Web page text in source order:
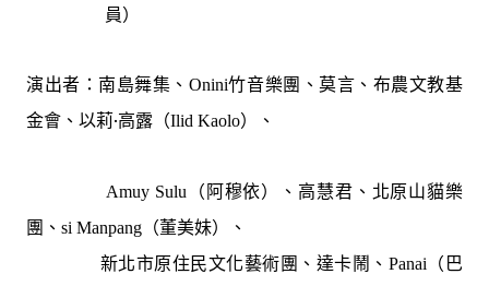
員）
演出者 ：南島舞集、 Onini竹音樂團、莫言、布農文教基
金會、 以莉‧高露（Ilid Kaolo）、
Amuy Sulu（阿穆依）、 高慧君、北原山貓樂
團、 si Manpang
（董美妹）、
新北市原住民文化藝術團、達卡鬧、 Panai（巴